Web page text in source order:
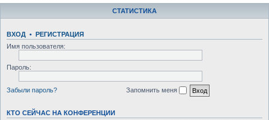
СТАТИСТИКА
ВХОД • РЕГИСТРАЦИЯ
Имя пользователя:
Пароль:
Забыли пароль? Запомнить меня
КТО СЕЙЧАС НА КОНФЕРЕНЦИИ